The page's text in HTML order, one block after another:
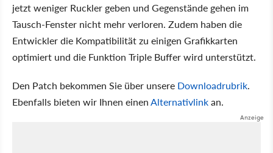
jetzt weniger Ruckler geben und Gegenstände gehen im
Tausch-Fenster nicht mehr verloren. Zudem haben die
Entwickler die Kompatibilität zu einigen Grafikkarten
optimiert und die Funktion Triple Buffer wird unterstützt.
Den Patch bekommen Sie über unsere Downloadrubrik.
Ebenfalls bieten wir Ihnen einenAlternativlinkan.